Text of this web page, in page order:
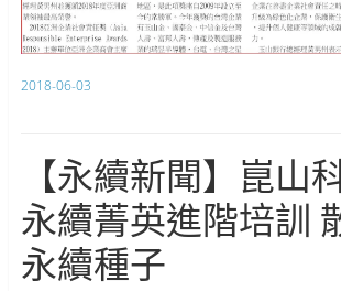
2018-06-03
【永續新聞】崑山
永續菁英進階培訓
永續種子